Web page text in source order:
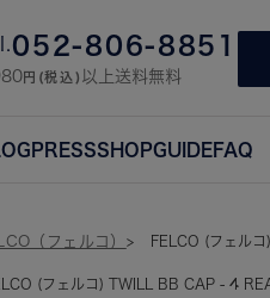
052-806-8851
円(税込) 以上送料無料
PRESSSHOPGUIDEFAQ
（フェルコ） FELCO (フェル
(フェルコ) TWILL BB CAP - 4